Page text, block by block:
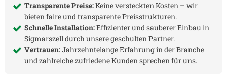
Transparente Preise:Keine versteckten Kosten – wir
bieten faire und transparente Preisstrukturen.
Schnelle Installation:Effizienter und sauberer Einbau in
Sigmarszelldurch unsere geschulten Partner.
Vertrauen:Jahrzehntelange Erfahrung in der Branche
und zahlreiche zufriedene Kunden sprechen für uns.